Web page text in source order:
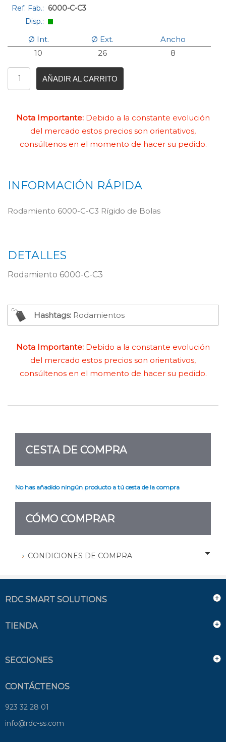
Ref. Fab.: 6000-C-C3
Disp.:
Ø Int. Ø Ext.
Ancho
10
26 8
AÑADIR AL CARRITO
Nota Importante: Debido a la constante evolución
del mercado estos precios son orientativos,
consúltenos en el momento de hacer su pedido.
INFORMACIÓN RÁPIDA
Rodamiento 6000-C-C3 Rígido de Bolas
DETALLES
Rodamiento 6000-C-C3
Hashtags: Rodamientos
Nota Importante: Debido a la constante evolución
del mercado estos precios son orientativos,
consúltenos en el momento de hacer su pedido.
CESTA DE COMPRA
No has añadido ningún producto a tú cesta de la compra
CÓMO COMPRAR
CONDICIONES DE COMPRA
RDC SMART SOLUTIONS
TIENDA
SECCIONES
CONTÁCTENOS
923 32 28 01
info@rdc-ss.com